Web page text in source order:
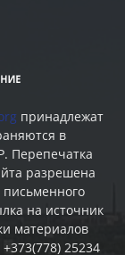
принадлежат
в
Перепечатка
разрешена
письменного
на источник
материалов
25234